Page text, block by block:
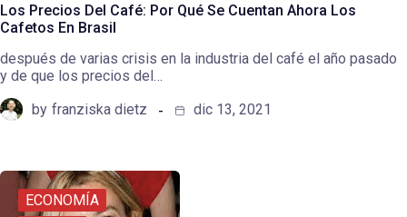
Los Precios Del Café: Por Qué Se Cuentan Ahora Los
Cafetos En Brasil
después de varias crisis en la industria del café el año pasado
y de que los precios del…
by franziska dietz dic 13, 2021
ECONOMÍA